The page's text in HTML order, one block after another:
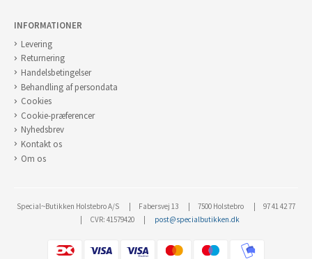
INFORMATIONER
Levering
Returnering
Handelsbetingelser
Behandling af persondata
Cookies
Cookie-præferencer
Nyhedsbrev
Kontakt os
Om os
Special~Butikken Holstebro A/S Fabersvej 13 7500 Holstebro
97 41 42 77
CVR: 41579420
post@specialbutikken.dk